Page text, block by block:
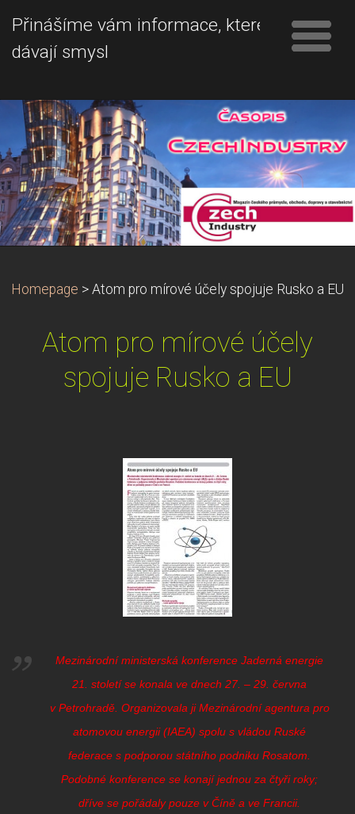
Přinášíme vám informace, které
dávají smysl
Homepage > Atom pro mírové účely spojuje Rusko a EU
Atom pro mírové účely
spojuje Rusko a EU
Mezinárodní ministerská konference Jaderná energie
21. století se konala ve dnech 27. – 29. června
v Petrohradě. Organizovala ji Mezinárodní agentura pro
atomovou energii (IAEA) spolu s vládou Ruské
federace s podporou státního podniku Rosatom.
Podobné konference se konají jednou za čtyři roky;
dříve se pořádaly pouze v Číně a ve Francii.